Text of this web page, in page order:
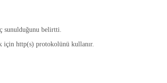
sunulduğunu belirtti.
için http(s) protokolünü kullanır.